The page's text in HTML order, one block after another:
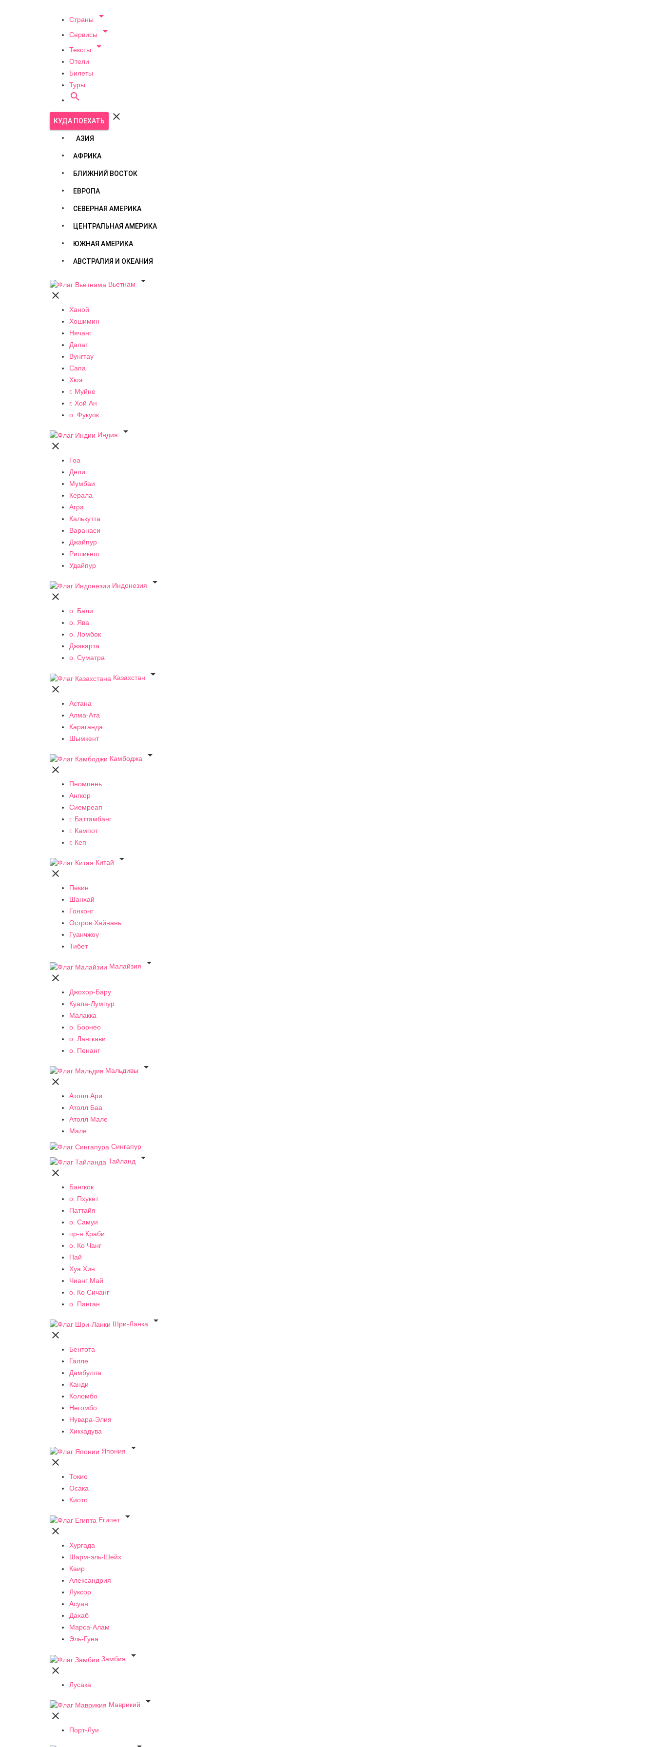
Страны 
Сервисы 
Тексты 
Отели
Билеты
Туры

КУДА ПОЕХАТЬ 
АЗИЯ
АФРИКА
БЛИЖНИЙ ВОСТОК
ЕВРОПА
СЕВЕРНАЯ АМЕРИКА
ЦЕНТРАЛЬНАЯ АМЕРИКА
ЮЖНАЯ АМЕРИКА
АВСТРАЛИЯ И ОКЕАНИЯ
Вьетнам


Ханой
Хошимин
Нячанг
Далат
Вунгтау
Сапа
Хюэ
г. Муйне
г. Хой Ан
о. Фукуок
Индия


Гоа
Дели
Мумбаи
Керала
Агра
Калькутта
Варанаси
Джайпур
Ришикеш
Удайпур
Индонезия


о. Бали
о. Ява
о. Ломбок
Джакарта
о. Суматра
Казахстан


Астана
Алма-Ата
Караганда
Шымкент
Камбоджа


Пномпень
Ангкор
Сиемреап
г. Баттамбанг
г. Кампот
г. Кеп
Китай


Пекин
Шанхай
Гонконг
Остров Хайнань
Гуанчжоу
Тибет
Малайзия


Джохор-Бару
Куала-Лумпур
Малакка
о. Борнео
о. Лангкави
о. Пенанг
Мальдивы


Атолл Ари
Атолл Баа
Атолл Мале
Мале
Сингапур
Тайланд


Бангкок
о. Пхукет
Паттайя
о. Самуи
пр-я Краби
о. Ко Чанг
Пай
Хуа Хин
Чианг Май
о. Ко Сичанг
о. Панган
Шри-Ланка


Бентота
Галле
Дамбулла
Канди
Коломбо
Негомбо
Нувара-Элия
Хиккадува
Япония


Токио
Осака
Киото
Египет


Хургада
Шарм-эль-Шейх
Каир
Александрия
Луксор
Асуан
Дахаб
Марса-Алам
Эль-Гуна
Замбия


Лусака
Маврикий


Порт-Луи